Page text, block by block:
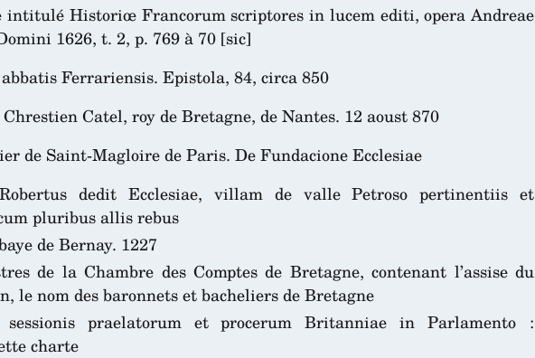
Historiœ Francorum scriptores in lucem editi, opera Andreae
1626, t. 2, p. 769 à 70 [sic]
Ferrariensis. Epistola, 84, circa 850
Catel, roy de Bretagne, de Nantes. 12 aoust 870
de Saint-Magloire de Paris. De Fundacione Ecclesiae
dedit Ecclesiae, villam de valle Petroso pertinentiis et
pluribus allis rebus
de Bernay. 1227
de la Chambre des Comptes de Bretagne, contenant l’assise du
le nom des baronnets et bacheliers de Bretagne
sessionis praelatorum et procerum Britanniae in Parlamento :
charte